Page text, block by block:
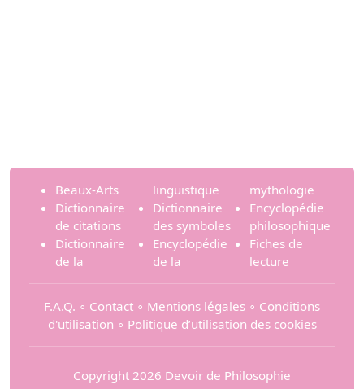
Beaux-Arts
Dictionnaire
de citations
Dictionnaire
de la
linguistique
Dictionnaire
des symboles
Encyclopédie
de la
mythologie
Encyclopédie
philosophique
Fiches de
lecture
F.A.Q. ∘ Contact ∘ Mentions légales ∘ Conditions
d'utilisation ∘ Politique d’utilisation des cookies
Copyright 2026 Devoir de Philosophie